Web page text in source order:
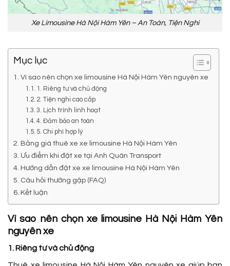
Xe Limousine Hà Nội Hàm Yên – An Toàn, Tiện Nghi
Mục lục
Vì sao nên chọn xe limousine Hà Nội Hàm Yên nguyên xe
1. Riêng tư và chủ động
2. Tiện nghi cao cấp
3. Lịch trình linh hoạt
4. Đảm bảo an toàn
5. Chi phí hợp lý
Bảng giá thuê xe xe limousine Hà Nội Hàm Yên
Ưu điểm khi đặt xe tại Anh Quân Transport
Hướng dẫn đặt xe xe limousine Hà Nội Hàm Yên
Câu hỏi thường gặp (FAQ)
Kết luận
Vì sao nên chọn xe limousine Hà Nội Hàm Yên
nguyên xe
1. Riêng tư và chủ động